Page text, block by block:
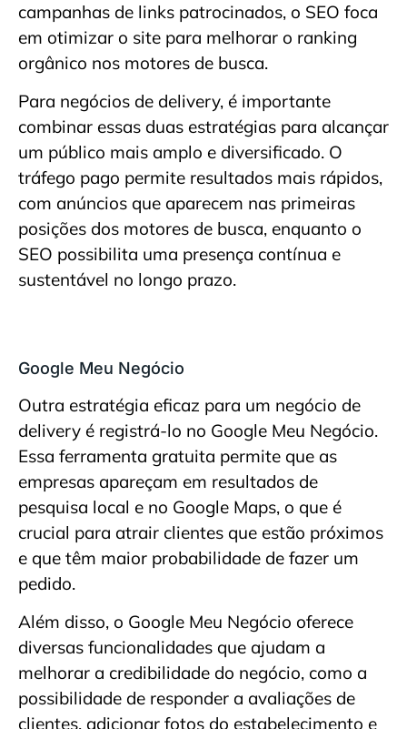
campanhas de links patrocinados, o SEO foca
em otimizar o site para melhorar o ranking
orgânico nos motores de busca.
Para negócios de delivery, é importante
combinar essas duas estratégias para alcançar
um público mais amplo e diversificado. O
tráfego pago permite resultados mais rápidos,
com anúncios que aparecem nas primeiras
posições dos motores de busca, enquanto o
SEO possibilita uma presença contínua e
sustentável no longo prazo.
Google Meu Negócio
Outra estratégia eficaz para um negócio de
delivery é registrá-lo no Google Meu Negócio.
Essa ferramenta gratuita permite que as
empresas apareçam em resultados de
pesquisa local e no Google Maps, o que é
crucial para atrair clientes que estão próximos
e que têm maior probabilidade de fazer um
pedido.
Além disso, o Google Meu Negócio oferece
diversas funcionalidades que ajudam a
melhorar a credibilidade do negócio, como a
possibilidade de responder a avaliações de
clientes, adicionar fotos do estabelecimento e